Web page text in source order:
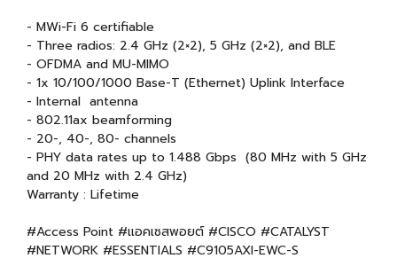
- MWi-Fi 6 certifiable
- Three radios: 2.4 GHz (2×2), 5 GHz (2×2), and BLE
- OFDMA and MU-MIMO
- 1x 10/100/1000 Base-T (Ethernet) Uplink Interface
- Internal antenna
- 802.11ax beamforming
- 20-, 40-, 80- channels
- PHY data rates up to 1.488 Gbps (80 MHz with 5 GHz
and 20 MHz with 2.4 GHz)
Warranty : Lifetime
#Access Point #แอคเซสพอยต์ #CISCO #CATALYST
#NETWORK #ESSENTIALS #C9105AXI-EWC-S